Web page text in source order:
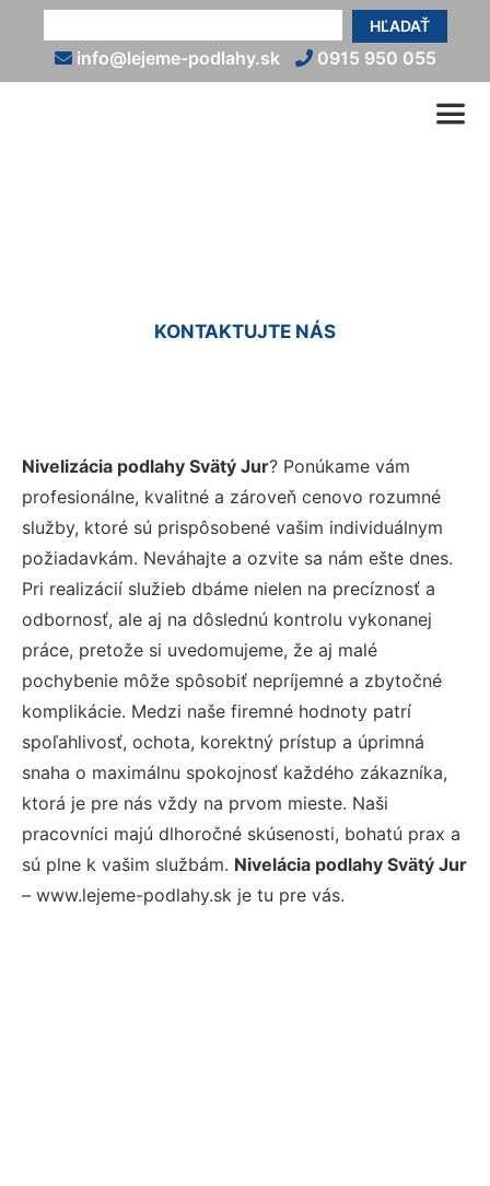
HĽADAŤ
info@lejeme-podlahy.sk 0915 950 055
KONTAKTUJTE NÁS
Nivelizácia podlahy Svätý Jur? Ponúkame vám
profesionálne, kvalitné a zároveň cenovo rozumné
služby, ktoré sú prispôsobené vašim individuálnym
požiadavkám. Neváhajte a ozvite sa nám ešte dnes.
Pri realizácií služieb dbáme nielen na precíznosť a
odbornosť, ale aj na dôslednú kontrolu vykonanej
práce, pretože si uvedomujeme, že aj malé
pochybenie môže spôsobiť nepríjemné a zbytočné
komplikácie. Medzi naše firemné hodnoty patrí
spoľahlivosť, ochota, korektný prístup a úprimná
snaha o maximálnu spokojnosť každého zákazníka,
ktorá je pre nás vždy na prvom mieste. Naši
pracovníci majú dlhoročné skúsenosti, bohatú prax a
sú plne k vašim službám. Nivelácia podlahy Svätý Jur
– www.lejeme-podlahy.sk je tu pre vás.